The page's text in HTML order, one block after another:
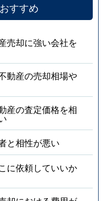
すすめ
売却に強い会社を
動産の売却相場や
産の査定価格を相
と相性が悪い
に依頼していいか